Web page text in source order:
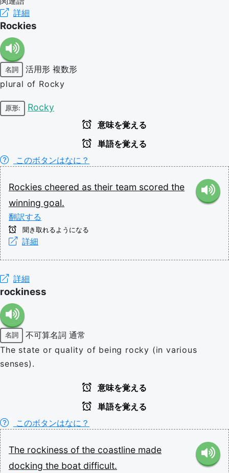
詳細
Rockies
名詞 活用形 複数形
plural of Rocky
原形: Rocky
意味を覚える
単語を覚える
このボタンはなに？
Rockies cheered as their team scored the
winning goal.
翻訳する
聞き取れるようになる
詳細
詳細
rockiness
名詞 不可算名詞 通常
The state or quality of being rocky (in various
senses).
意味を覚える
単語を覚える
このボタンはなに？
The rockiness of the coastline made
docking the boat difficult.